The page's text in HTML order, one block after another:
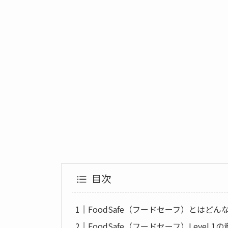
目次
FoodSafe（フードセーフ）とはどん